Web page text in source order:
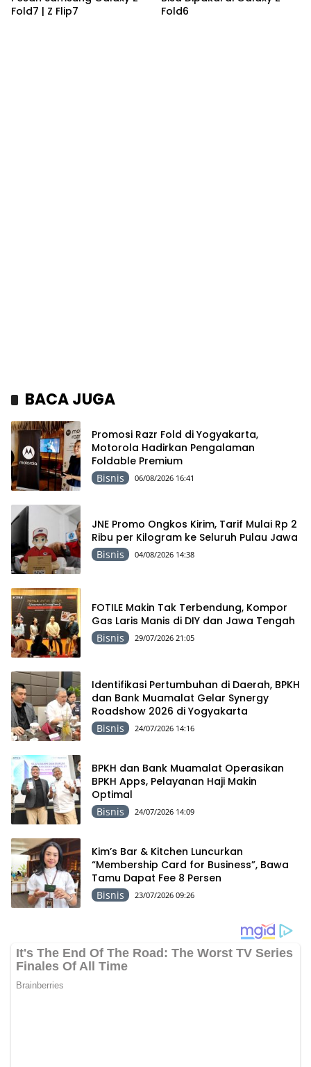
Fold7 | Z Flip7
Fold6
BACA JUGA
Promosi Razr Fold di Yogyakarta,
Motorola Hadirkan Pengalaman
Foldable Premium
Bisnis 06/08/2026 16:41
JNE Promo Ongkos Kirim, Tarif Mulai Rp 2
Ribu per Kilogram ke Seluruh Pulau Jawa
Bisnis 04/08/2026 14:38
FOTILE Makin Tak Terbendung, Kompor
Gas Laris Manis di DIY dan Jawa Tengah
Bisnis 29/07/2026 21:05
Identifikasi Pertumbuhan di Daerah, BPKH
dan Bank Muamalat Gelar Synergy
Roadshow 2026 di Yogyakarta
Bisnis 24/07/2026 14:16
BPKH dan Bank Muamalat Operasikan
BPKH Apps, Pelayanan Haji Makin
Optimal
Bisnis 24/07/2026 14:09
Kim’s Bar & Kitchen Luncurkan
“Membership Card for Business”, Bawa
Tamu Dapat Fee 8 Persen
Bisnis 23/07/2026 09:26